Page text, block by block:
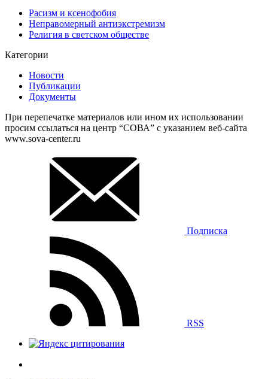
Расизм и ксенофобия
Неправомерный антиэкстремизм
Религия в светском обществе
Категории
Новости
Публикации
Документы
При перепечатке материалов или ином их использовании
просим ссылаться на центр “СОВА” с указанием веб-сайта
www.sova-center.ru
Подписка
RSS